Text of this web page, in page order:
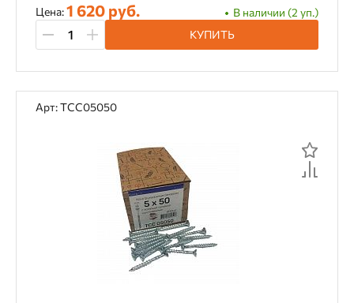
Цена:1 620 руб.
В наличии (2 уп.)
КУПИТЬ
Арт: TCC05050